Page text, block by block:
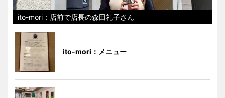
ito-mori：店前で店長の森田礼子さん
ito-mori：メニュー